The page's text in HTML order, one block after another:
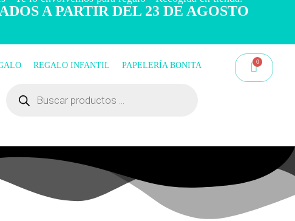
A PARTIR DEL 23 DE AGOSTO
REGALO INFANTIL PAPELERÍA BONITA